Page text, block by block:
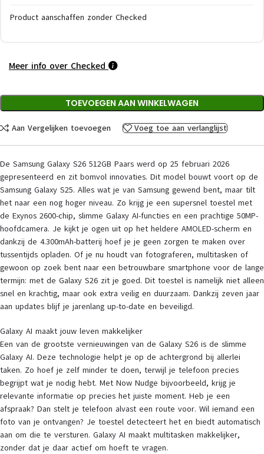
Product aanschaffen zonder Checked
Meer info over Checked
TOEVOEGEN AAN WINKELWAGEN
Aan Vergelijken toevoegen Voeg toe aan verlanglijst
De Samsung Galaxy S26 512GB Paars werd op 25 februari 2026
gepresenteerd en zit bomvol innovaties. Dit model bouwt voort op de
Samsung Galaxy S25. Alles wat je van Samsung gewend bent, maar tilt
het naar een nog hoger niveau. Zo krijg je een supersnel toestel met
de Exynos 2600-chip, slimme Galaxy AI-functies en een prachtige 50MP-
hoofdcamera. Je kijkt je ogen uit op het heldere AMOLED-scherm en
dankzij de 4.300mAh-batterij hoef je je geen zorgen te maken over
tussentijds opladen. Of je nu houdt van fotograferen, multitasken of
gewoon op zoek bent naar een betrouwbare smartphone voor de lange
termijn: met de Galaxy S26 zit je goed. Dit toestel is namelijk niet alleen
snel en krachtig, maar ook extra veilig en duurzaam. Dankzij zeven jaar
aan updates blijf je jarenlang up-to-date en beveiligd.
Galaxy AI maakt jouw leven makkelijker
Een van de grootste vernieuwingen van de Galaxy S26 is de slimme
Galaxy AI. Deze technologie helpt je op de achtergrond bij allerlei
taken. Zo hoef je zelf minder te doen, terwijl je telefoon precies
begrijpt wat je nodig hebt. Met Now Nudge bijvoorbeeld, krijg je
relevante informatie op precies het juiste moment. Heb je een
afspraak? Dan stelt je telefoon alvast een route voor. Wil iemand een
foto van je ontvangen? Je toestel detecteert het en biedt automatisch
aan om die te versturen. Galaxy AI maakt multitasken makkelijker,
zonder dat je daar actief om hoeft te vragen.